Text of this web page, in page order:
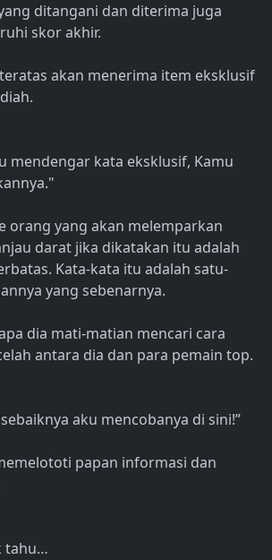
ditangani dan diterima juga
skor akhir.
akan menerima item eksklusif
mendengar kata eksklusif, Kamu
orang yang akan melemparkan
darat jika dikatakan itu adalah
Kata-kata itu adalah satu-
yang sebenarnya.
dia mati-matian mencari cara
antara dia dan para pemain top.
aku mencobanya di sini!”
papan informasi dan
tahu…